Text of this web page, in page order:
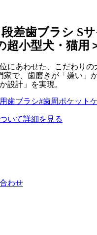
差歯ブラシ S
超小型犬・猫用
にあわせた、こだわりの
家で、歯磨きが「嫌い」
設計」を実現。
歯ブラシ#歯周ポケット
いて詳細を見る
わせ